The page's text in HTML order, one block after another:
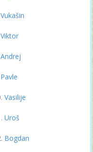
Vukašin
Viktor
Andrej
Pavle
Vasilije
Uroš
Bogdan